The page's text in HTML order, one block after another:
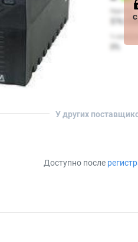
У других
Доступно после